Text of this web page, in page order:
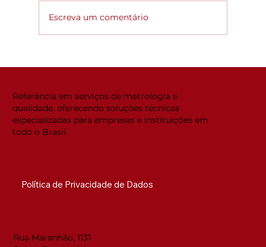
Escreva um comentário
Referência em serviços de metrologia e
qualidade, oferecendo soluções técnicas
especializadas para empresas e instituições em
todo o Brasil.
Política de Privacidade de Dados
Rua Maranhão, 1131